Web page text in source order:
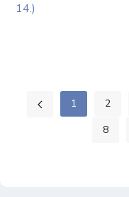
14.)
1 2
8